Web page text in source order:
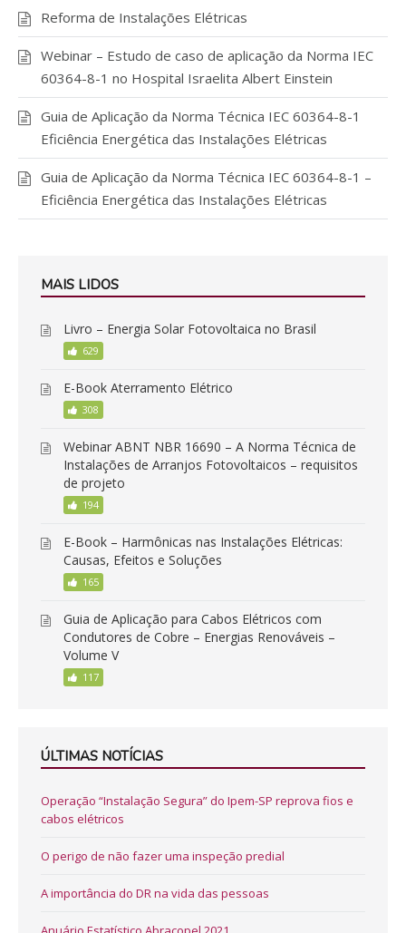
Reforma de Instalações Elétricas
Webinar – Estudo de caso de aplicação da Norma IEC
60364-8-1 no Hospital Israelita Albert Einstein
Guia de Aplicação da Norma Técnica IEC 60364-8-1
Eficiência Energética das Instalações Elétricas
Guia de Aplicação da Norma Técnica IEC 60364-8-1 –
Eficiência Energética das Instalações Elétricas
MAIS LIDOS
Livro – Energia Solar Fotovoltaica no Brasil
629
E-Book Aterramento Elétrico
308
Webinar ABNT NBR 16690 – A Norma Técnica de
Instalações de Arranjos Fotovoltaicos – requisitos
de projeto
194
E-Book – Harmônicas nas Instalações Elétricas:
Causas, Efeitos e Soluções
165
Guia de Aplicação para Cabos Elétricos com
Condutores de Cobre – Energias Renováveis –
Volume V
117
ÚLTIMAS NOTÍCIAS
Operação “Instalação Segura” do Ipem-SP reprova fios e
cabos elétricos
O perigo de não fazer uma inspeção predial
A importância do DR na vida das pessoas